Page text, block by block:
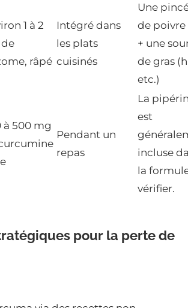
1 à 2
râpé
Intégré dans
les plats
cuisinés
Une
de
+ une
de gras
etc.)
à 500 mg
Pendant un
repas
La
est
incluse
la
vérifier.
pour la perte de